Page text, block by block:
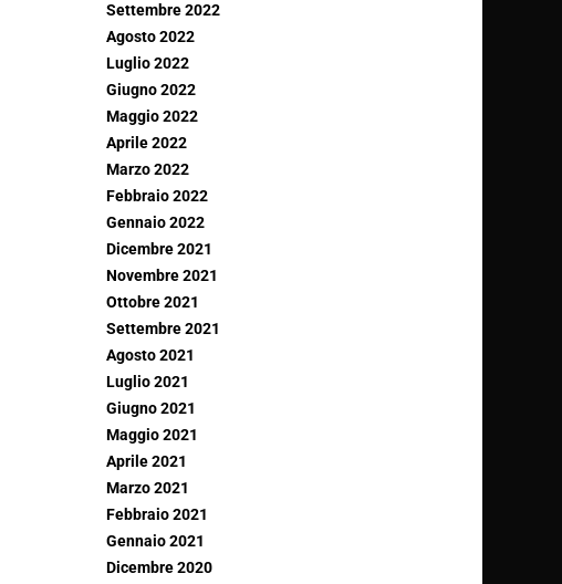
Settembre 2022
Agosto 2022
Luglio 2022
Giugno 2022
Maggio 2022
Aprile 2022
Marzo 2022
Febbraio 2022
Gennaio 2022
Dicembre 2021
Novembre 2021
Ottobre 2021
Settembre 2021
Agosto 2021
Luglio 2021
Giugno 2021
Maggio 2021
Aprile 2021
Marzo 2021
Febbraio 2021
Gennaio 2021
Dicembre 2020